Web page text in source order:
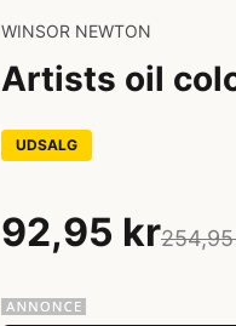
WINSOR NEWTON
Artists oil
UDSALG
92,95 kr